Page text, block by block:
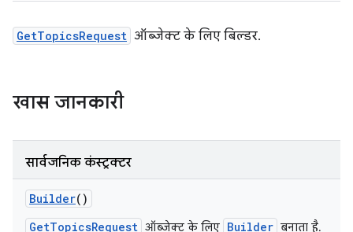
GetTopicsRequest ऑब्जेक्ट के लिए बिल्डर.
खास जानकारी
सार्वजनिक कंस्ट्रक्टर
Builder()
GetTopicsRequest ऑब्जेक्ट के लिए Builder बनाता है.